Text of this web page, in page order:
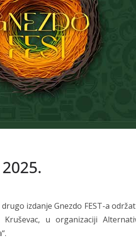
izdanje Gnezdo FEST-a
u organizaciji